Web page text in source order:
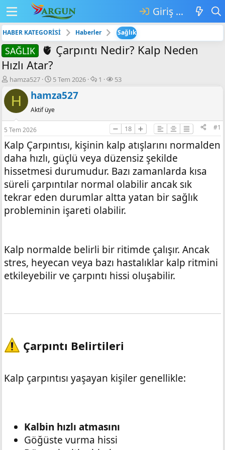
Giriş yap
HABER KATEGORİSİ Haberler Sağlık
SAĞLIK
🫀 Çarpıntı Nedir? Kalp Neden
Hızlı Atar?
K
o
n
b
u
y
u
b
a
ş
l
t
a
hamza527
B
ş
a
n
ı
ç
t
a
i
h
i
5 Tem 2026
💬
p
a
r
1
👁️‍🗨️
n
t
ü
l
e
m
53
H hamza527
Aktif üye
5 Tem 2026 ➖ 18 ➕ #1
Kalp Çarpıntısı, kişinin kalp atışlarını normalden
daha hızlı, güçlü veya düzensiz şekilde
hissetmesi durumudur. Bazı zamanlarda kısa
süreli çarpıntılar normal olabilir ancak sık
tekrar eden durumlar altta yatan bir sağlık
probleminin işareti olabilir.
Kalp normalde belirli bir ritimde çalışır. Ancak
stres, heyecan veya bazı hastalıklar kalp ritmini
etkileyebilir ve çarpıntı hissi oluşabilir.
Çarpıntı Belirtileri​
Kalp çarpıntısı yaşayan kişiler genellikle:
Kalbin hızlı atmasını
Göğüste vurma hissi